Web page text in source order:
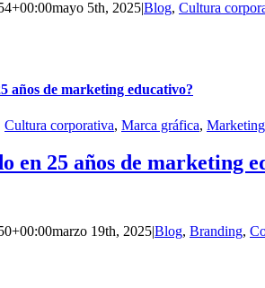
mayo 5th, 2025|Blog, Cultura
años de marketing educativo?
Cultura corporativa, Marca gráfica, Marketing
en 25 años de marketing
marzo 19th, 2025|Blog, Branding,